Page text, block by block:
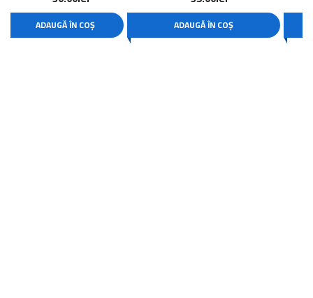
ADAUGĂ ÎN COȘ ADAUGĂ ÎN COȘ